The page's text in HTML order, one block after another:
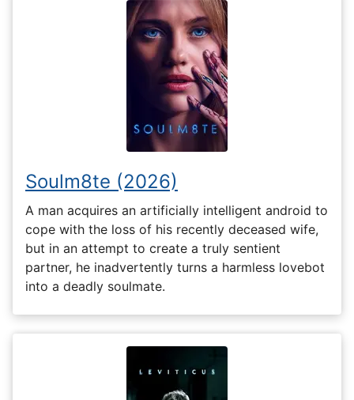
Soulm8te (2026)
A man acquires an artificially intelligent android to
cope with the loss of his recently deceased wife,
but in an attempt to create a truly sentient
partner, he inadvertently turns a harmless lovebot
into a deadly soulmate.